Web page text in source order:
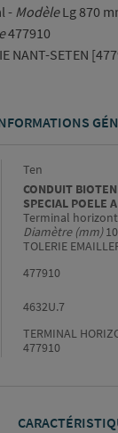
- ModèleLg 870
477910
NANT-SETEN
Ten
CONDUIT
SPECIAL POELE
Terminal
Diamètre (mm)
TOLERIE
477910
4632U.7
TERMINAL
477910